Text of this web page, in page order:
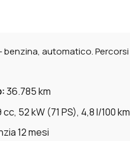
benzina, automatico.
36.785 km
52 kW (71 PS), 4,8 l/100
12 mesi